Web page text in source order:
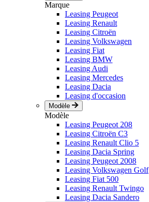
Marque
Leasing Peugeot
Leasing Renault
Leasing Citroën
Leasing Volkswagen
Leasing Fiat
Leasing BMW
Leasing Audi
Leasing Mercedes
Leasing Dacia
Leasing d'occasion
Modèle
Modèle
Leasing Peugeot 208
Leasing Citroën C3
Leasing Renault Clio 5
Leasing Dacia Spring
Leasing Peugeot 2008
Leasing Volkswagen Golf
Leasing Fiat 500
Leasing Renault Twingo
Leasing Dacia Sandero